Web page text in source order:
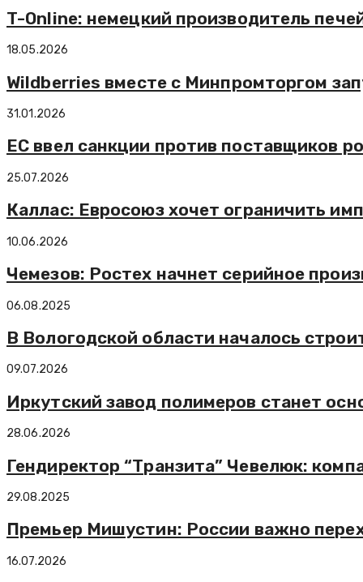
T-Online: немецкий производитель
18.05.2026
Wildberries вместе с Минпромторгом
31.01.2026
ЕС ввел санкции против поставщиков
25.07.2026
Каллас: Евросоюз хочет ограничить
10.06.2026
Чемезов: Ростех начнет серийное
06.08.2025
В Вологодской области началось
09.07.2026
Иркутский завод полимеров станет
28.06.2026
Гендиректор “Транзита” Чевелюк:
29.08.2025
Премьер Мишустин: России важно
16.07.2026